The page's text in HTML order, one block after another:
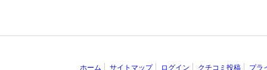
ホーム サイトマップ ログイン クチコミ投稿 プラ